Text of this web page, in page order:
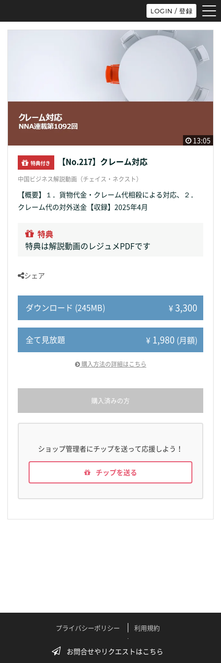
LOGIN / 登録
13:05
特典付き 【No.217】クレーム対応
中国ビジネス解説動画（チェイス・ネクスト）
【概要】１．貨物代金・クレーム代相殺による対応、２．
クレーム代の対外送金【収録】2025年4月
特典
特典は解説動画のレジュメPDFです
シェア
ダウンロード (245MB) ¥3,300
全て見放題 ¥ 1,980 (月額)
購入方法の詳細はこちら
購入済みの方
ショップ管理者にチップを送って応援しよう！
チップを送る
お問合せやリクエストはこちら
プライバシーポリシー
利用規約
テクニカルサポート